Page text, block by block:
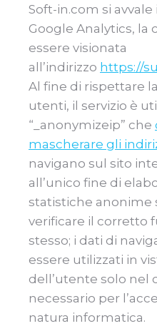
Soft-in.com si
Google Analytics, la
essere visionata
all’indirizzo https://
Al fine di rispettare
utenti, il servizio è
“_anonymizeip” che
mascherare gli
navigano sul sito
all’unico fine di
statistiche anonime
verificare il corretto
stesso; i dati di
essere utilizzati in
dell’utente solo nel
necessario per
natura informatica.